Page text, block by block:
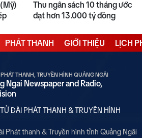
Thu ngân sách 10 tháng ước
đạt hơn 13.000 tỷ đồng
PHÁT THANH GIỚI THIỆU LỊCH
THANH, TRUYỀN HÌNH QUẢNG NGÃI
Ngai Newspaper and Radio,
ĐÀI PHÁT THANH & TRUYỀN HÌNH
Phát thanh & Truyền hình tỉnh Quảng Ngãi